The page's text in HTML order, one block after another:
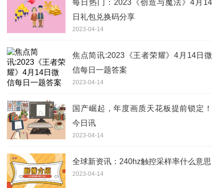
每日热门：2023《创造与魔法》4月14
日礼包兑换码分享
2023-04-14
焦点简讯:2023《王者荣耀》4月14日微
信每日一题答案
2023-04-14
国产崛起，年度画质天花板提前锁定！
今日讯
2023-04-14
全球新资讯：240hz触控采样率什么意思
2023-04-14